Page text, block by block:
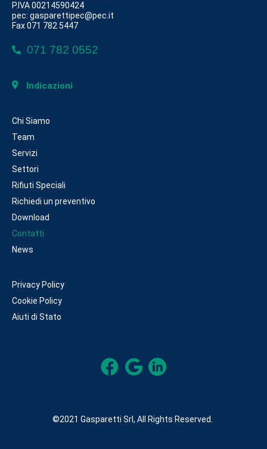
P.IVA 00214590424
pec: gasparettipec@pec.it
Fax 071 782 5447
071 782 0552
Indicazioni
Chi Siamo
Team
Servizi
Settori
Rifiuti Speciali
Richiedi un preventivo
Download
Contatti
News
Privacy Policy
Cookie Policy
Aiuti di Stato
©2021 Gasparetti Srl, All Rights Reserved.